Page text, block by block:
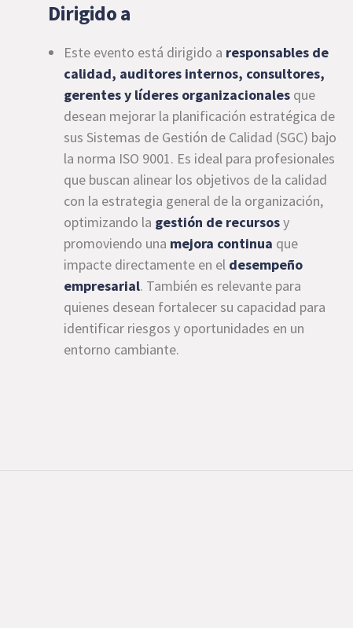
Dirigido a
Este evento está dirigido a responsables de
calidad, auditores internos, consultores,
gerentes y líderes organizacionales que
desean mejorar la planificación estratégica de
sus Sistemas de Gestión de Calidad (SGC) bajo
la norma ISO 9001. Es ideal para profesionales
que buscan alinear los objetivos de la calidad
con la estrategia general de la organización,
optimizando la gestión de recursosy
promoviendo una mejora continua que
impacte directamente en el desempeño
empresarial. También es relevante para
quienes desean fortalecer su capacidad para
identificar riesgos y oportunidades en un
entorno cambiante.